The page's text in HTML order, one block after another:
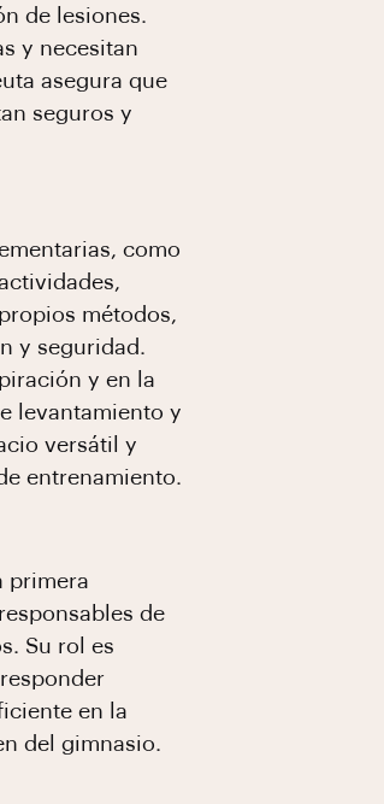
de lesiones.
y necesitan
asegura que
seguros y
como
métodos,
y seguridad.
y en la
levantamiento y
versátil y
entrenamiento.
primera
de
Su rol es
en la
del gimnasio.